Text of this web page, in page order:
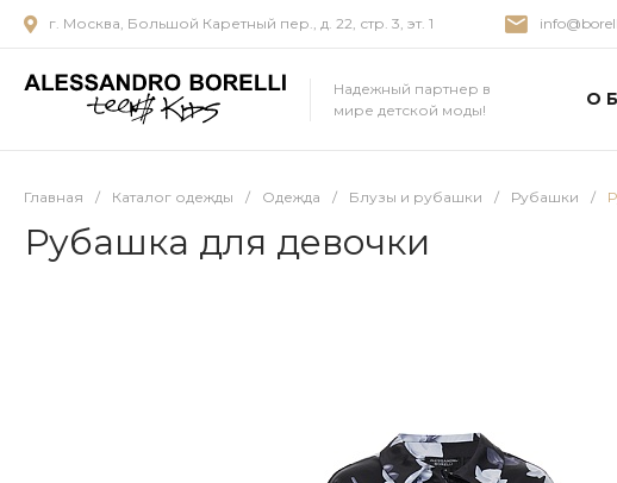
г. Москва, Большой Каретный пер., д. 22, стр. 3, эт. 1
Надежный партнер в
мире детской моды!
О
Главная / Каталог одежды / Одежда / Блузы и рубашки / Рубашки /
Рубашка для девочки